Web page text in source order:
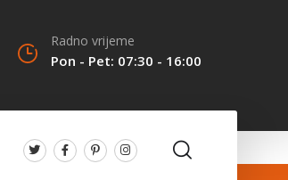
Radno vrijeme
Pon - Pet: 07:30 - 16:00